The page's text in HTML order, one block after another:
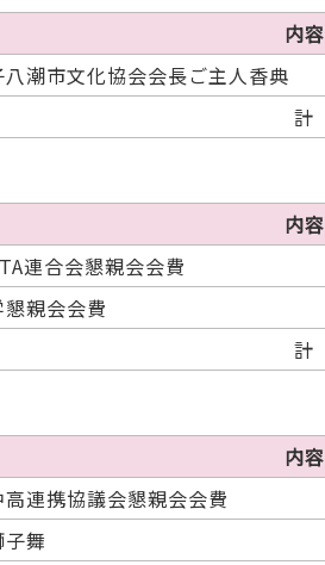
内容
潮市文化協会会長ご主人香典
計
内容
連合会懇親会会費
親会会費
計
内容
高連携協議会懇親会会費
舞